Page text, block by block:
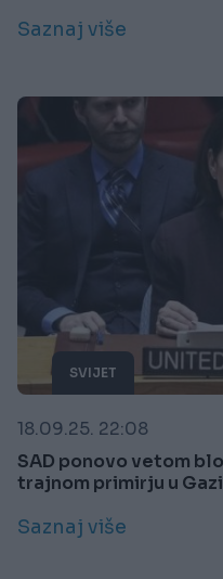
Saznaj više
SVIJET
18.09.25. 22:08
SAD ponovo vetom
trajnom primirju u Gazi
Saznaj više